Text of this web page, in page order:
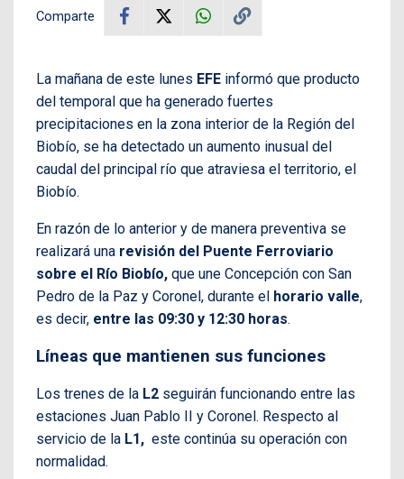
Comparte
La mañana de este lunes EFE informó que producto
del temporal que ha generado fuertes
precipitaciones en la zona interior de la Región del
Biobío, se ha detectado un aumento inusual del
caudal del principal río que atraviesa el territorio, el
Biobío.
En razón de lo anterior y de manera preventiva se
realizará una revisión del Puente Ferroviario
sobre el Río Biobío, que une Concepción con San
Pedro de la Paz y Coronel, durante el horario valle,
es decir, entre las 09:30 y 12:30 horas.
Líneas que mantienen sus funciones
Los trenes de la L2 seguirán funcionando entre las
estaciones Juan Pablo II y Coronel. Respecto al
servicio de la L1, este continúa su operación con
normalidad.